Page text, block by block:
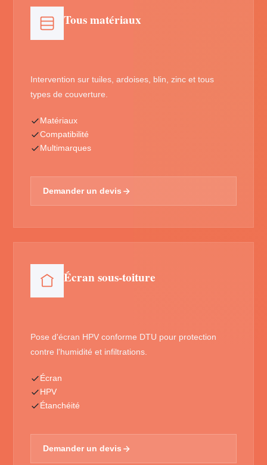
Tous matériaux
Intervention sur tuiles, ardoises, blin, zinc et tous
types de couverture.
Matériaux
Compatibilité
Multimarques
Demander un devis
Écran sous-toiture
Pose d'écran HPV conforme DTU pour protection
contre l'humidité et infiltrations.
Écran
HPV
Étanchéité
Demander un devis